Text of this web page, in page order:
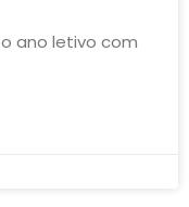
ano letivo com